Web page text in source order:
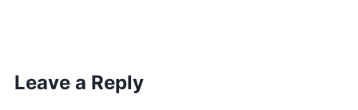
Leave a Reply